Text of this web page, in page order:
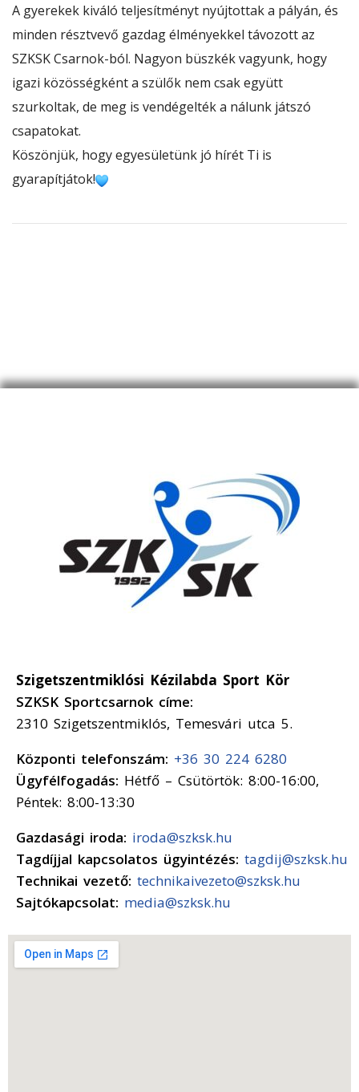
A gyerekek kiváló teljesítményt nyújtottak a pályán, és
minden résztvevő gazdag élményekkel távozott az
SZKSK Csarnok-ból. Nagyon büszkék vagyunk, hogy
igazi közösségként a szülők nem csak együtt
szurkoltak, de meg is vendégelték a nálunk játszó
csapatokat.
Köszönjük, hogy egyesületünk jó hírét Ti is
gyarapítjátok!
Szigetszentmiklósi Kézilabda Sport Kör
SZKSK Sportcsarnok címe:
2310 Szigetszentmiklós, Temesvári utca 5.
Központi telefonszám: +36 30 224 6280
Ügyfélfogadás: Hétfő – Csütörtök: 8:00-16:00,
Péntek: 8:00-13:30
Gazdasági iroda: iroda@szksk.hu
Tagdíjjal kapcsolatos ügyintézés: tagdij@szksk.hu
Technikai vezető: technikaivezeto@szksk.hu
Sajtókapcsolat: media@szksk.hu